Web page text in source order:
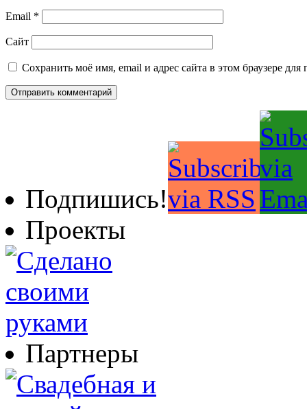
Email *
Сайт
Сохранить моё имя, email и адрес сайта в этом браузере
Подпишись!
Проекты
Партнеры